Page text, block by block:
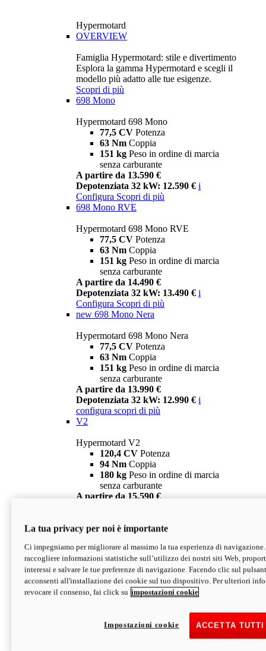
Hypermotard
OVERVIEW
Famiglia Hypermotard: stile e divertimento
Esplora la gamma Hypermotard e scegli il
modello più adatto alle tue esigenze.
Scopri di più
698 Mono
Hypermotard 698 Mono
77,5 CV Potenza
63 Nm Coppia
151 kg Peso in ordine di marcia
senza carburante
A partire da 13.590 €
Depotenziata 32 kW: 12.590 € i
Configura Scopri di più
698 Mono RVE
Hypermotard 698 Mono RVE
77,5 CV Potenza
63 Nm Coppia
151 kg Peso in ordine di marcia
senza carburante
A partire da 14.490 €
Depotenziata 32 kW: 13.490 € i
Configura Scopri di più
new 698 Mono Nera
Hypermotard 698 Mono Nera
77,5 CV Potenza
63 Nm Coppia
151 kg Peso in ordine di marcia
senza carburante
A partire da 13.990 €
Depotenziata 32 kW: 12.990 € i
configura scopri di più
V2
Hypermotard V2
120,4 CV Potenza
94 Nm Coppia
180 kg Peso in ordine di marcia
senza carburante
A partire da 15.590 €
V2 SP
Hypermotard V2 SP
120,4 CVPotenza
94 NmCoppia
177 kgPeso in ordine di marcia
senza carburante
Depotenziata 35 kW: 18.890 € i
configura scopri di più
La tua privacy per noi è importante
Ci impegniamo per migliorare al massimo la tua esperienza di
raccogliere informazioni statistiche sull’utilizzo dei nostri siti Web,
interessi e salvare le tue preferenze di navigazione. Facendo clic sul
acconsenti all'installazione dei cookie sul tuo dispositivo. Per ulteriori
revocare il consenso, fai click su impostazioni cookie
ACCETTA
Impostazioni cookie